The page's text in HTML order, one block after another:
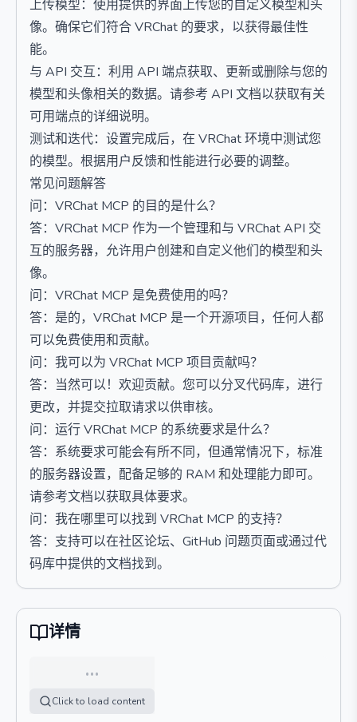
上传模型：使用提供的界面上传您的自定义模型和头
像。确保它们符合 VRChat 的要求，以获得最佳性
能。
与 API 交互：利用 API 端点获取、更新或删除与您的
模型和头像相关的数据。请参考 API 文档以获取有关
可用端点的详细说明。
测试和迭代：设置完成后，在 VRChat 环境中测试您
的模型。根据用户反馈和性能进行必要的调整。
常见问题解答
问：VRChat MCP 的目的是什么？
答：VRChat MCP 作为一个管理和与 VRChat API 交
互的服务器，允许用户创建和自定义他们的模型和头
像。
问：VRChat MCP 是免费使用的吗？
答：是的，VRChat MCP 是一个开源项目，任何人都
可以免费使用和贡献。
问：我可以为 VRChat MCP 项目贡献吗？
答：当然可以！欢迎贡献。您可以分叉代码库，进行
更改，并提交拉取请求以供审核。
问：运行 VRChat MCP 的系统要求是什么？
答：系统要求可能会有所不同，但通常情况下，标准
的服务器设置，配备足够的 RAM 和处理能力即可。
请参考文档以获取具体要求。
问：我在哪里可以找到 VRChat MCP 的支持？
答：支持可以在社区论坛、GitHub 问题页面或通过代
码库中提供的文档找到。
详情
…
Click to load content